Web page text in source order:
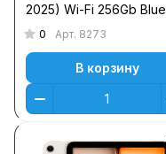
2025) Wi-Fi 256Gb Blue
0 Арт. 8273
В корзину